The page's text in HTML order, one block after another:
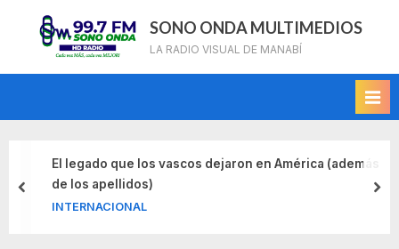
SONO ONDA MULTIMEDIOS
LA RADIO VISUAL DE MANABÍ
El legado que los vascos dejaron en América (además
de los apellidos)
INTERNACIONAL
prev